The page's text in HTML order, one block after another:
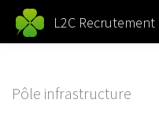
L2C Recrutement
Pôle infrastructure